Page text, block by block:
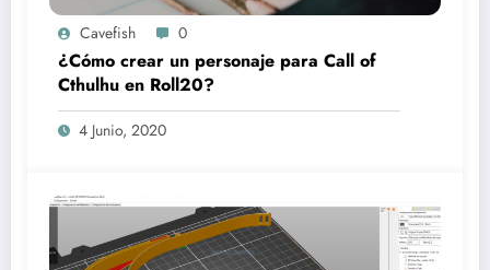
Cavefish 0
¿Cómo crear un personaje para Call of
Cthulhu en Roll20?
4 Junio, 2020